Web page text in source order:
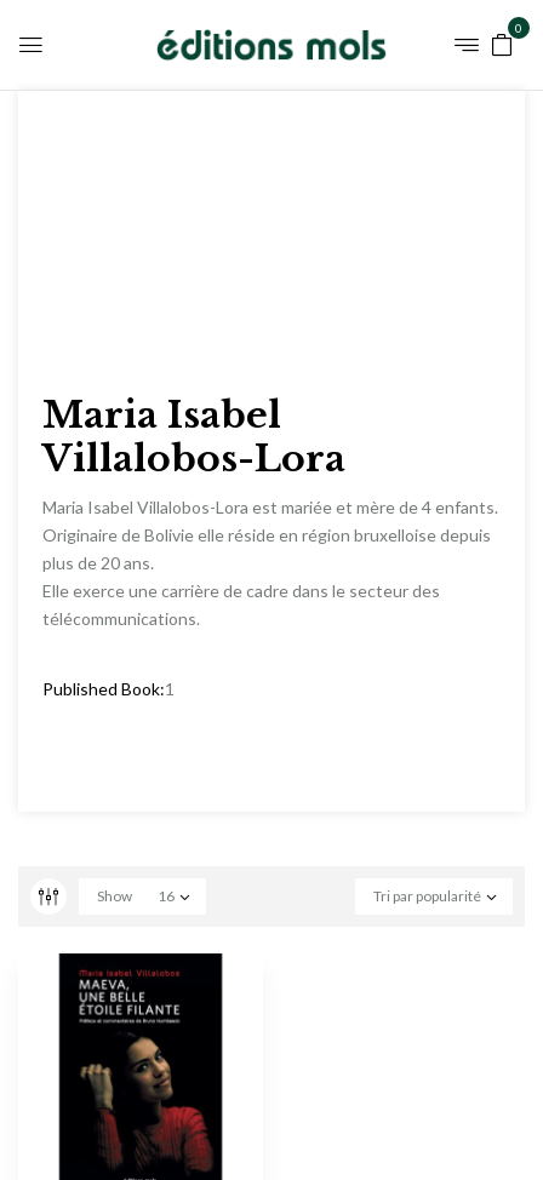
0
Maria Isabel
Villalobos-Lora
Maria Isabel Villalobos-Lora est mariée et mère de 4 enfants.
Originaire de Bolivie elle réside en région bruxelloise depuis
plus de 20 ans.
Elle exerce une carrière de cadre dans le secteur des
télécommunications.
Published Book:1
Tri par popularité
Show 16